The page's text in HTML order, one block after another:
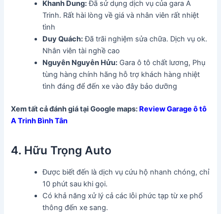
Khanh Dung:Đã sử dụng dịch vụ của gara A
Trinh. Rất hài lòng về giá và nhân viên rất nhiệt
tình
Duy Quách:Đã trãi nghiệm sửa chữa. Dịch vụ ok.
Nhân viên tài nghề cao
Nguyên Nguyễn Hửu: Gara ô tô chất lương, Phụ
tùng hàng chính hãng hỗ trợ khách hàng nhiệt
tình đáng để đến xe vào đây bảo dưỡng
Xem tất cả đánh giá tại Google maps: Review Garage ô tô
A Trinh Bình Tân
4. Hữu Trọng Auto
Được biết đến là dịch vụ cứu hộ nhanh chóng, chỉ
10 phút sau khi gọi.
Có khả năng xử lý cả các lỗi phức tạp từ xe phổ
thông đến xe sang.